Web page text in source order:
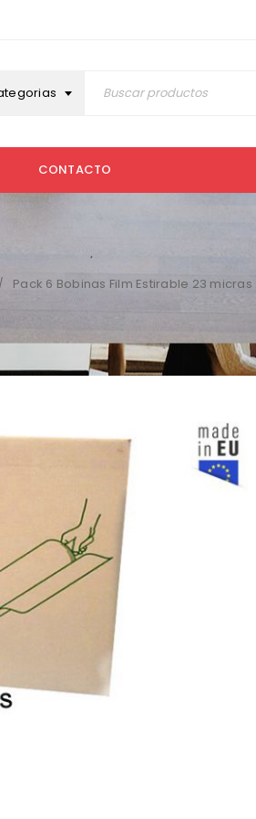
CONTACTO
/ Pack 6 Bobinas Film Estirable 23